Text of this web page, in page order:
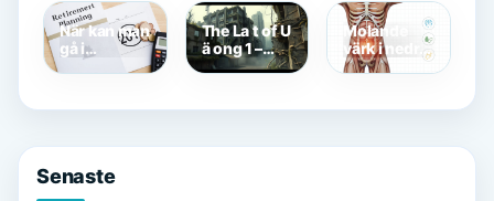
Evenemanget
– guide för
dig
När kan man
gå i
pension? –
The La t of U
ä ong 1 –
handling,
Molande
värk i nedre
delen av
Senaste